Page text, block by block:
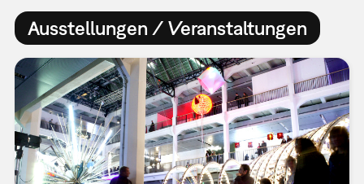
Ausstellungen / Veranstaltungen